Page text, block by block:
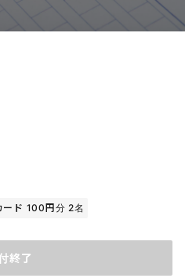
ド 100円分 2名
終了